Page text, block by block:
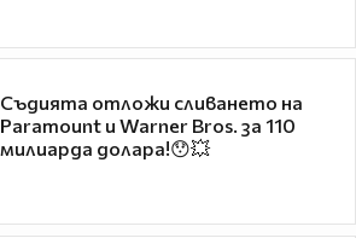
Съдията отложи сливането на
Paramount и Warner Bros. за 110
милиарда долара!😯💥